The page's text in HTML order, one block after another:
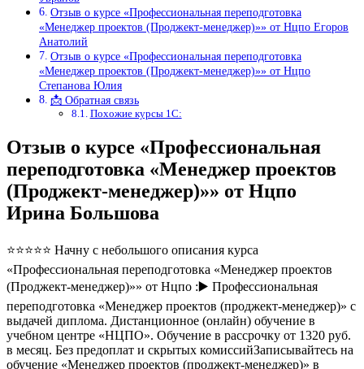
Отзыв о курсе «Профессиональная переподготовка
«Менеджер проектов (Проджект-менеджер)»» от Нцпо Егоров
Анатолий
Отзыв о курсе «Профессиональная переподготовка
«Менеджер проектов (Проджект-менеджер)»» от Нцпо
Степанова Юлия
📩 Обратная связь
Похожие курсы 1С:
Отзыв о курсе «Профессиональная
переподготовка «Менеджер проектов
(Проджект-менеджер)»» от Нцпо
Ирина Большова
⭐⭐⭐⭐⭐ Начну с небольшого описания курса
«Профессиональная переподготовка «Менеджер проектов
(Проджект-менеджер)»» от Нцпо :▶️ Профессиональная
переподготовка «Менеджер проектов (проджект-менеджер)» с
выдачей диплома. Дистанционное (онлайн) обучение в
учебном центре «НЦПО». Обучение в рассрочку от 1320 руб.
в месяц. Без предоплат и скрытых комиссийЗаписывайтесь на
обучение «Менеджер проектов (проджект-менеджер)» в